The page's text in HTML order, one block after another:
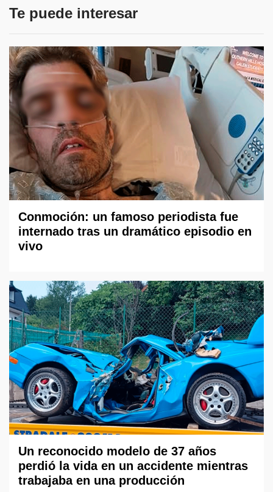
Te puede interesar
Conmoción: un famoso periodista fue
internado tras un dramático episodio en
vivo
Un reconocido modelo de 37 años
perdió la vida en un accidente mientras
trabajaba en una producción